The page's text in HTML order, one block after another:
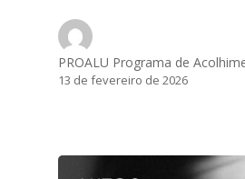
PROALU Programa de
13 de fevereiro de 2026